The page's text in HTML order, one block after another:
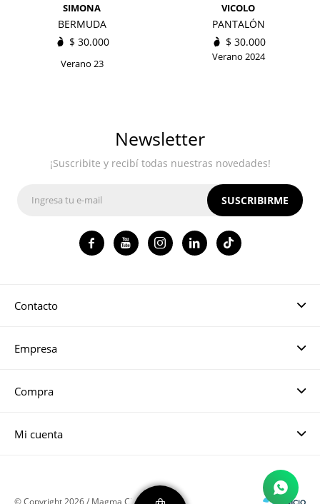
SIMONA
BERMUDA
$ 30.000
Verano 23
VICOLO
PANTALÓN
$ 30.000
Verano 2024
Contacto
Empresa
Compra
Mi cuenta
Newsletter
¡Suscribite y recibí todas nuestras novedades!
SUSCRIBIRME
   
© Copyright 2026 / Magma CH